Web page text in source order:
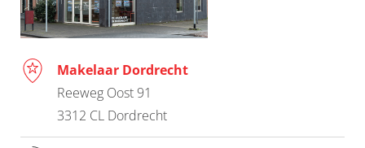
Makelaar Dordrecht
Reeweg Oost 91
3312 CL Dordrecht